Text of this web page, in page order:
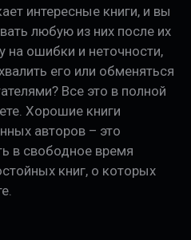
интересные книги, и вы
любую из них после их
на ошибки и неточности,
его или обменяться
Все это в полной
Хорошие книги
авторов – это
в свободное время
книг, о которых